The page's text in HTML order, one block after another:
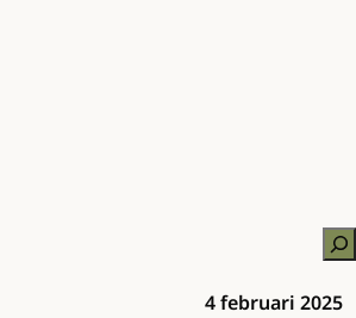
4 februari 2025